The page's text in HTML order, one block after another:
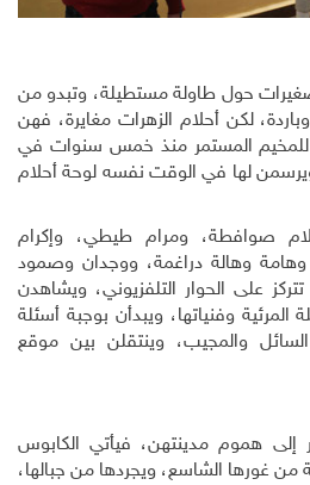
حول طاولة مستطيلة، وتبدو من
لكن أحلام الزهرات مغايرة، فهن
للمخيم المستمر منذ خمس سنوات في
لها في الوقت نفسه لوحة أحلام
صوافطة، ومرام طيطي، وإكرام
وهالة دراغمة، ووجدان وصمود
على الحوار التلفزيوني، ويشاهدن
وفنياتها، ويبدأن بوجبة أسئلة
والمجيب، وينتقلن بين موقع
إلى هموم مدينتهن، فيأتي الكابوس
من غورها الشاسع، ويجردها من جبالها،